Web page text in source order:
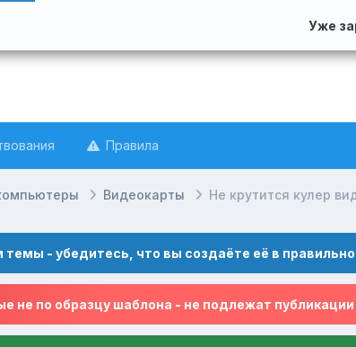
Уже
Правила
Видеокарты Не крутится кулер
- убедитесь, что вы создаёте её в
не по образцу шаблона - не подлежат